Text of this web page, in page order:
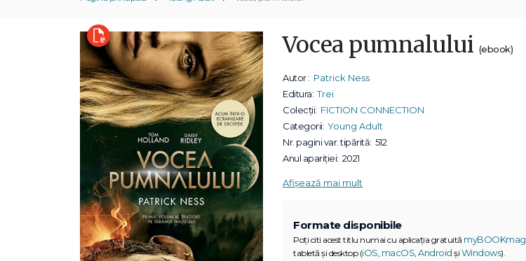
Vocea pumnalului (ebook)
Autor : Patrick Ness
Editura: Trei
Colecții: FICTION CONNECTION
Categorii: Young Adult
Nr. pagini var. tipărită: 512
Anul apariției: 2021
Afișează mai mult
Formate disponibile
Poți citi acest titlu numai cu aplicația gratuită myBOOKmag
tabletă și desktop (iOS, macOS, Android și Windows).